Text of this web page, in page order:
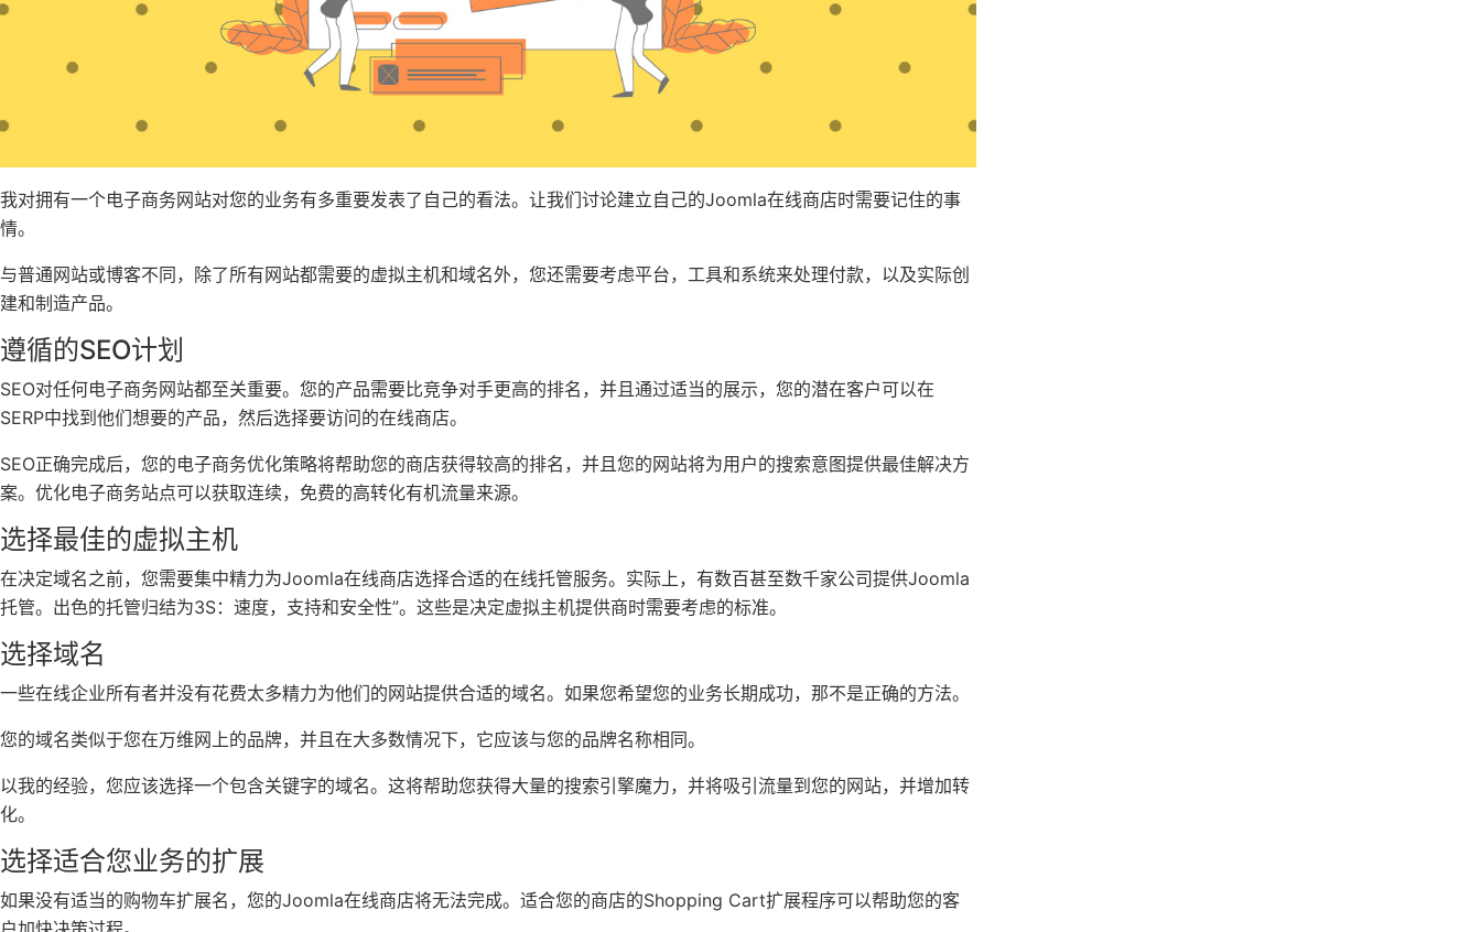
我对拥有一个电子商务网站对您的业务有多重要发表了自己的看法。让我们讨论建立自己的Joomla在线商店时需要记住的事
情。
与普通网站或博客不同，除了所有网站都需要的虚拟主机和域名外，您还需要考虑平台，工具和系统来处理付款，以及实际创
建和制造产品。
遵循的SEO计划
SEO对任何电子商务网站都至关重要。您的产品需要比竞争对手更高的排名，并且通过适当的展示，您的潜在客户可以在
SERP中找到他们想要的产品，然后选择要访问的在线商店。
SEO正确完成后，您的电子商务优化策略将帮助您的商店获得较高的排名，并且您的网站将为用户的搜索意图提供最佳解决方
案。优化电子商务站点可以获取连续，免费的高转化有机流量来源。
选择最佳的虚拟主机
在决定域名之前，您需要集中精力为Joomla在线商店选择合适的在线托管服务。实际上，有数百甚至数千家公司提供Joomla
托管。出色的托管归结为3S：速度，支持和安全性”。这些是决定虚拟主机提供商时需要考虑的标准。
选择域名
一些在线企业所有者并没有花费太多精力为他们的网站提供合适的域名。如果您希望您的业务长期成功，那不是正确的方法。
您的域名类似于您在万维网上的品牌，并且在大多数情况下，它应该与您的品牌名称相同。
以我的经验，您应该选择一个包含关键字的域名。这将帮助您获得大量的搜索引擎魔力，并将吸引流量到您的网站，并增加转
化。
选择适合您业务的扩展
如果没有适当的购物车扩展名，您的Joomla在线商店将无法完成。适合您的商店的Shopping Cart扩展程序可以帮助您的客